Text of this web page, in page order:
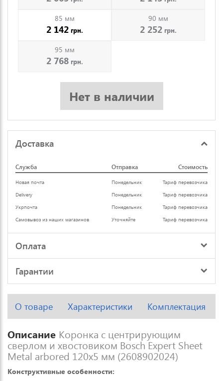
85 мм
2 142 грн.
90 мм
2 252 грн.
95 мм
2 768 грн.
Нет в наличии
Доставка
Служба Отправка Стоимость
Новая почта Понедельник
Тариф перевозчика
Delivery
Понедельник
Тариф перевозчика
Укрпочта
Понедельник
Тариф перевозчика
Самовывоз из наших магазинов
Уточняйте Тариф перевозчика
Оплата
Гарантии
О товаре Характеристики Комплектация
Описание Коронка с центрирующим
сверлом и хвостовиком Bosch Expert Sheet
Metal arbored 120x5 мм (2608902024)
Конструктивные особенности: